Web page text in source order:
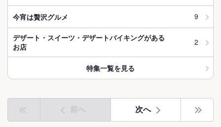
今宵は贅沢グルメ 9
デザート・スイーツ・デザートバイキングがある
お店
2
特集一覧を見る
前へ 次へ